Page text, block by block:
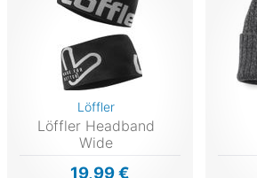
Löffler
Löffler Headband
Wide
19,99 €